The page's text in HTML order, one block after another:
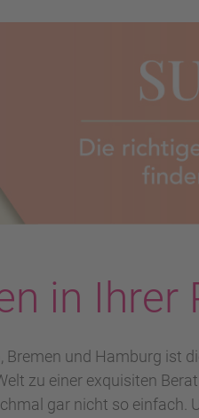
in Ihrer
Bremen und Hamburg ist
zu einer exquisiten
gar nicht so einfach.